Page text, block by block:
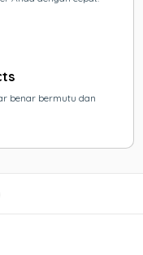
benar bermutu dan